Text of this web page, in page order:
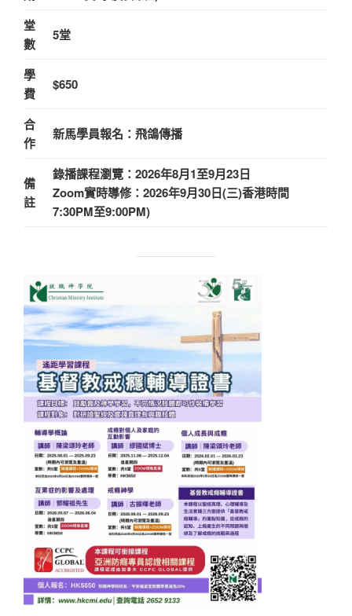
堂
數
5堂
學
費
$650
合
作
新馬學員報名：飛鴿傳播
備
註
錄播課程瀏覽：2026年8月1至9月23日
Zoom實時導修：2026年9月30日(三)香港時間
7:30PM至9:00PM)